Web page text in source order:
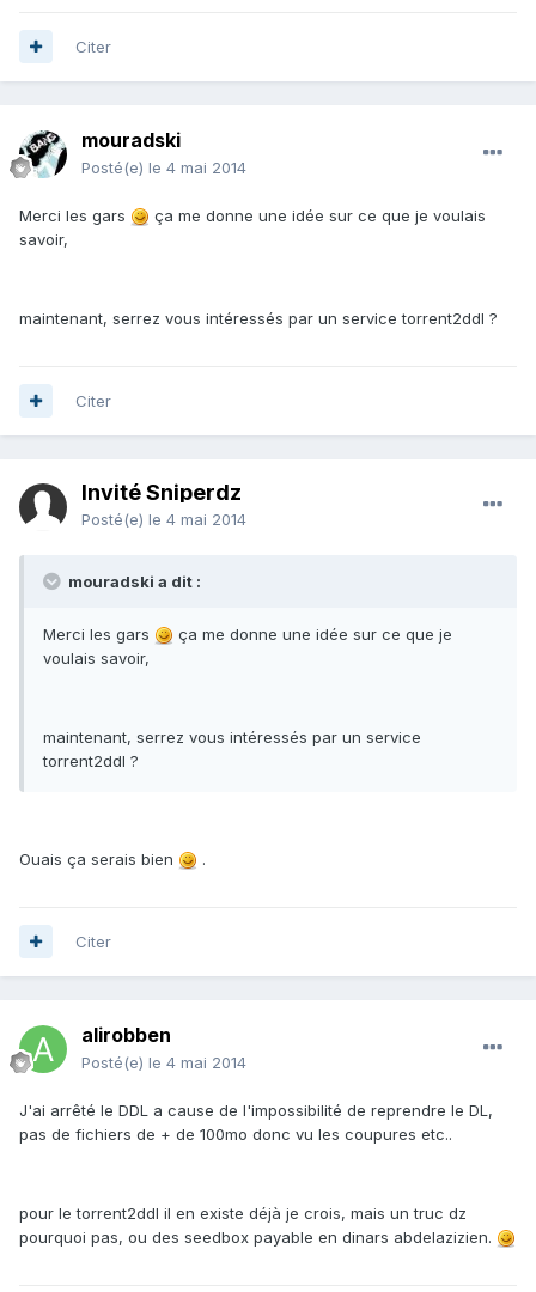
Citer
mouradski
Posté(e) le 4 mai 2014
Merci les gars
ça me donne une idée sur ce que je voulais
savoir,
maintenant, serrez vous intéressés par un service torrent2ddl ?
Citer
Invité Sniperdz
Posté(e) le 4 mai 2014
mouradski a dit :
Merci les gars
ça me donne une idée sur ce que je
voulais savoir,
maintenant, serrez vous intéressés par un service
torrent2ddl ?
Ouais ça serais bien .
Citer
alirobben
Posté(e) le 4 mai 2014
J'ai arrêté le DDL a cause de l'impossibilité de reprendre le DL,
pas de fichiers de + de 100mo donc vu les coupures etc..
pour le torrent2ddl il en existe déjà je crois, mais un truc dz
pourquoi pas, ou des seedbox payable en dinars abdelazizien.